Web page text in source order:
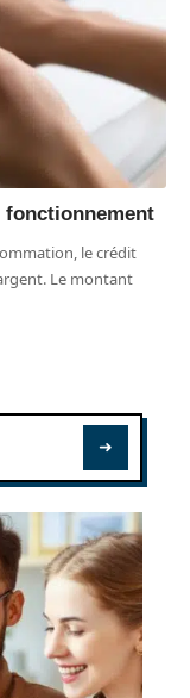
le crédit
Le montant